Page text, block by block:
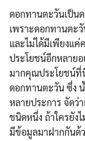
ดอกทานตะวันเป็น
เพราะดอกทานตะ
และไม่ได้มีเพียงแ
ประโยชน์อีกหลาย
มากคุณประโยชน์ที่
ดอกทานตะวัน ซึ่ง
หลายประการ จัดว่
ชนิดหนึ่ง ถ้าใครยัง
มีข้อมูลมาฝากกันด้